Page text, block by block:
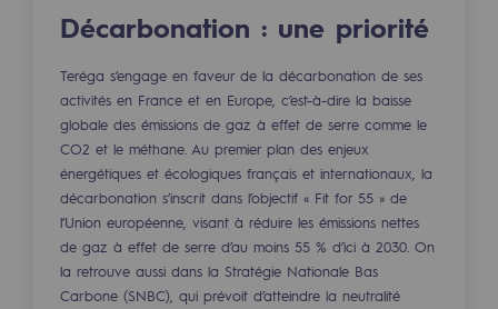
Responsabilité environnementale
Responsabilité environnementale
BE POSITIF, le programme de
Décarbonation : une priorité
Limitation des émissions atmosphériques
Gestion de l'énergie
Préservation de la biodiversité
Décarbonation : une priorité
Teréga s’engage en faveur de la décarbonation de ses
activités en France et en Europe, c’est-à-dire la baisse
globale des émissions de gaz à effet de serre comme le
CO2 et le méthane. Au premier plan des enjeux
énergétiques et écologiques français et internationaux, la
décarbonation s’inscrit dans l’objectif « Fit for 55 » de
l’Union européenne, visant à réduire les émissions nettes
de gaz à effet de serre d’au moins 55 % d’ici à 2030. On
la retrouve aussi dans la Stratégie Nationale Bas
Carbone (SNBC), qui prévoit d’atteindre la neutralité